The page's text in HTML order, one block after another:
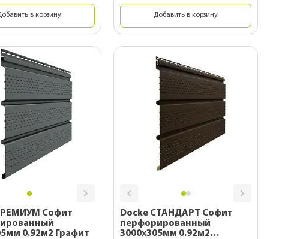
в корзину Добавить в корзину
Софит
0.92м2 Графит
Docke СТАНДАРТ Софит
перфорированный
3000х305мм 0.92м2